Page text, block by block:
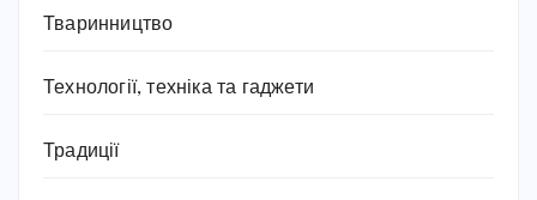
Тваринництво
Технології, техніка та гаджети
Традиції